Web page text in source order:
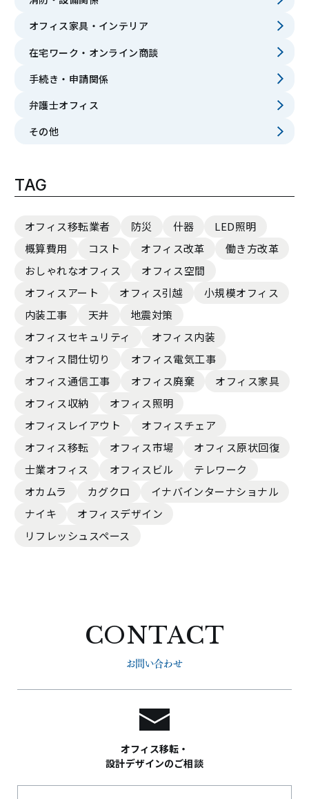
オフィス家具・インテリア
在宅ワーク・オンライン商談
手続き・申請関係
弁護士オフィス
その他
TAG
オフィス移転業者 防災 什器
LED照明
概算費用
コスト オフィス改革
働き方改革
おしゃれなオフィス
オフィス空間
オフィスアート
オフィス引越
小規模オフィス
内装工事
天井
地震対策
オフィスセキュリティ
オフィス内装
オフィス間仕切り
オフィス電気工事
オフィス通信工事
オフィス廃棄
オフィス家具
オフィス収納
オフィス照明
オフィスレイアウト
オフィスチェア
オフィス移転
オフィス市場
オフィス原状回復
士業オフィス
オフィスビル
テレワーク
オカムラ
カグクロ
イナバインターナショナル
ナイキ
オフィスデザイン
リフレッシュスペース
CONTACT
お問い合わせ
オフィス移転・
設計デザインのご相談